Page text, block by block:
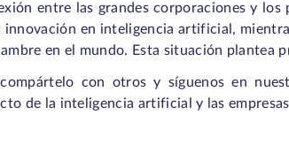
entre las grandes corporaciones y los
innovación en inteligencia artificial,
en el mundo. Esta situación plantea
con otros y síguenos en
de la inteligencia artificial y las